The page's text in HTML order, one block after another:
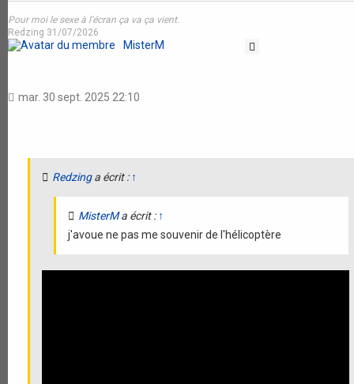
Pour moi le sexe à l'écran ça va ça vient.
Redzing 31/07/2026
MisterM
mar. 30 sept. 2025 22:10
Redzinga écrit : ↑
MisterMa écrit : ↑
j'avoue ne pas me souvenir de l'hélicoptère